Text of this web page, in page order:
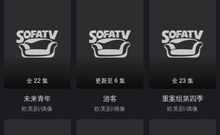
全 22 集
未来青年
欧美剧/偶像
更新至 6 集
游客
欧美剧/偶像
全 23 集
重案组第四季
欧美剧/偶像